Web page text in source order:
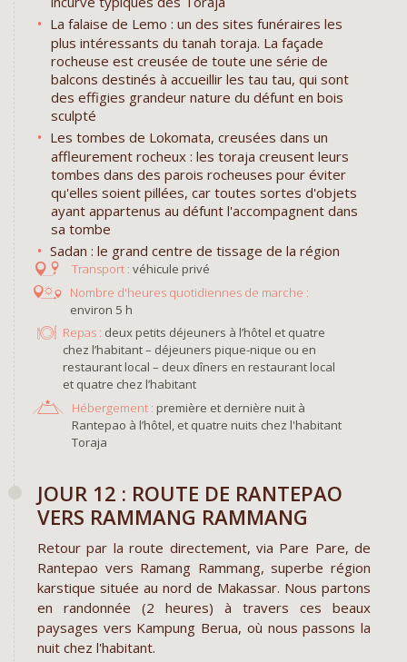
La falaise de Lemo : un des sites funéraires les
plus intéressants du tanah toraja. La façade
rocheuse est creusée de toute une série de
balcons destinés à accueillir les tau tau, qui sont
des effigies grandeur nature du défunt en bois
sculpté
Les tombes de Lokomata, creusées dans un
affleurement rocheux : les toraja creusent leurs
tombes dans des parois rocheuses pour éviter
qu'elles soient pillées, car toutes sortes d'objets
ayant appartenus au défunt l'accompagnent dans
sa tombe
Sadan : le grand centre de tissage de la région
véhicule privé
environ 5 h
Repas : deux petits déjeuners à l’hôtel et quatre
chez l’habitant – déjeuners pique-nique ou en
restaurant local – deux dîners en restaurant local
et quatre chez l’habitant
Hébergement : première et dernière nuit à
Rantepao à l’hôtel, et quatre nuits chez l'habitant
Toraja
JOUR 12 : ROUTE DE RANTEPAO
VERS RAMMANG RAMMANG
Retour par la route directement, via Pare Pare, de
Rantepao vers Ramang Rammang, superbe région
karstique située au nord de Makassar. Nous partons
en randonnée (2 heures) à travers ces beaux
paysages vers Kampung Berua, où nous passons la
nuit chez l'habitant.